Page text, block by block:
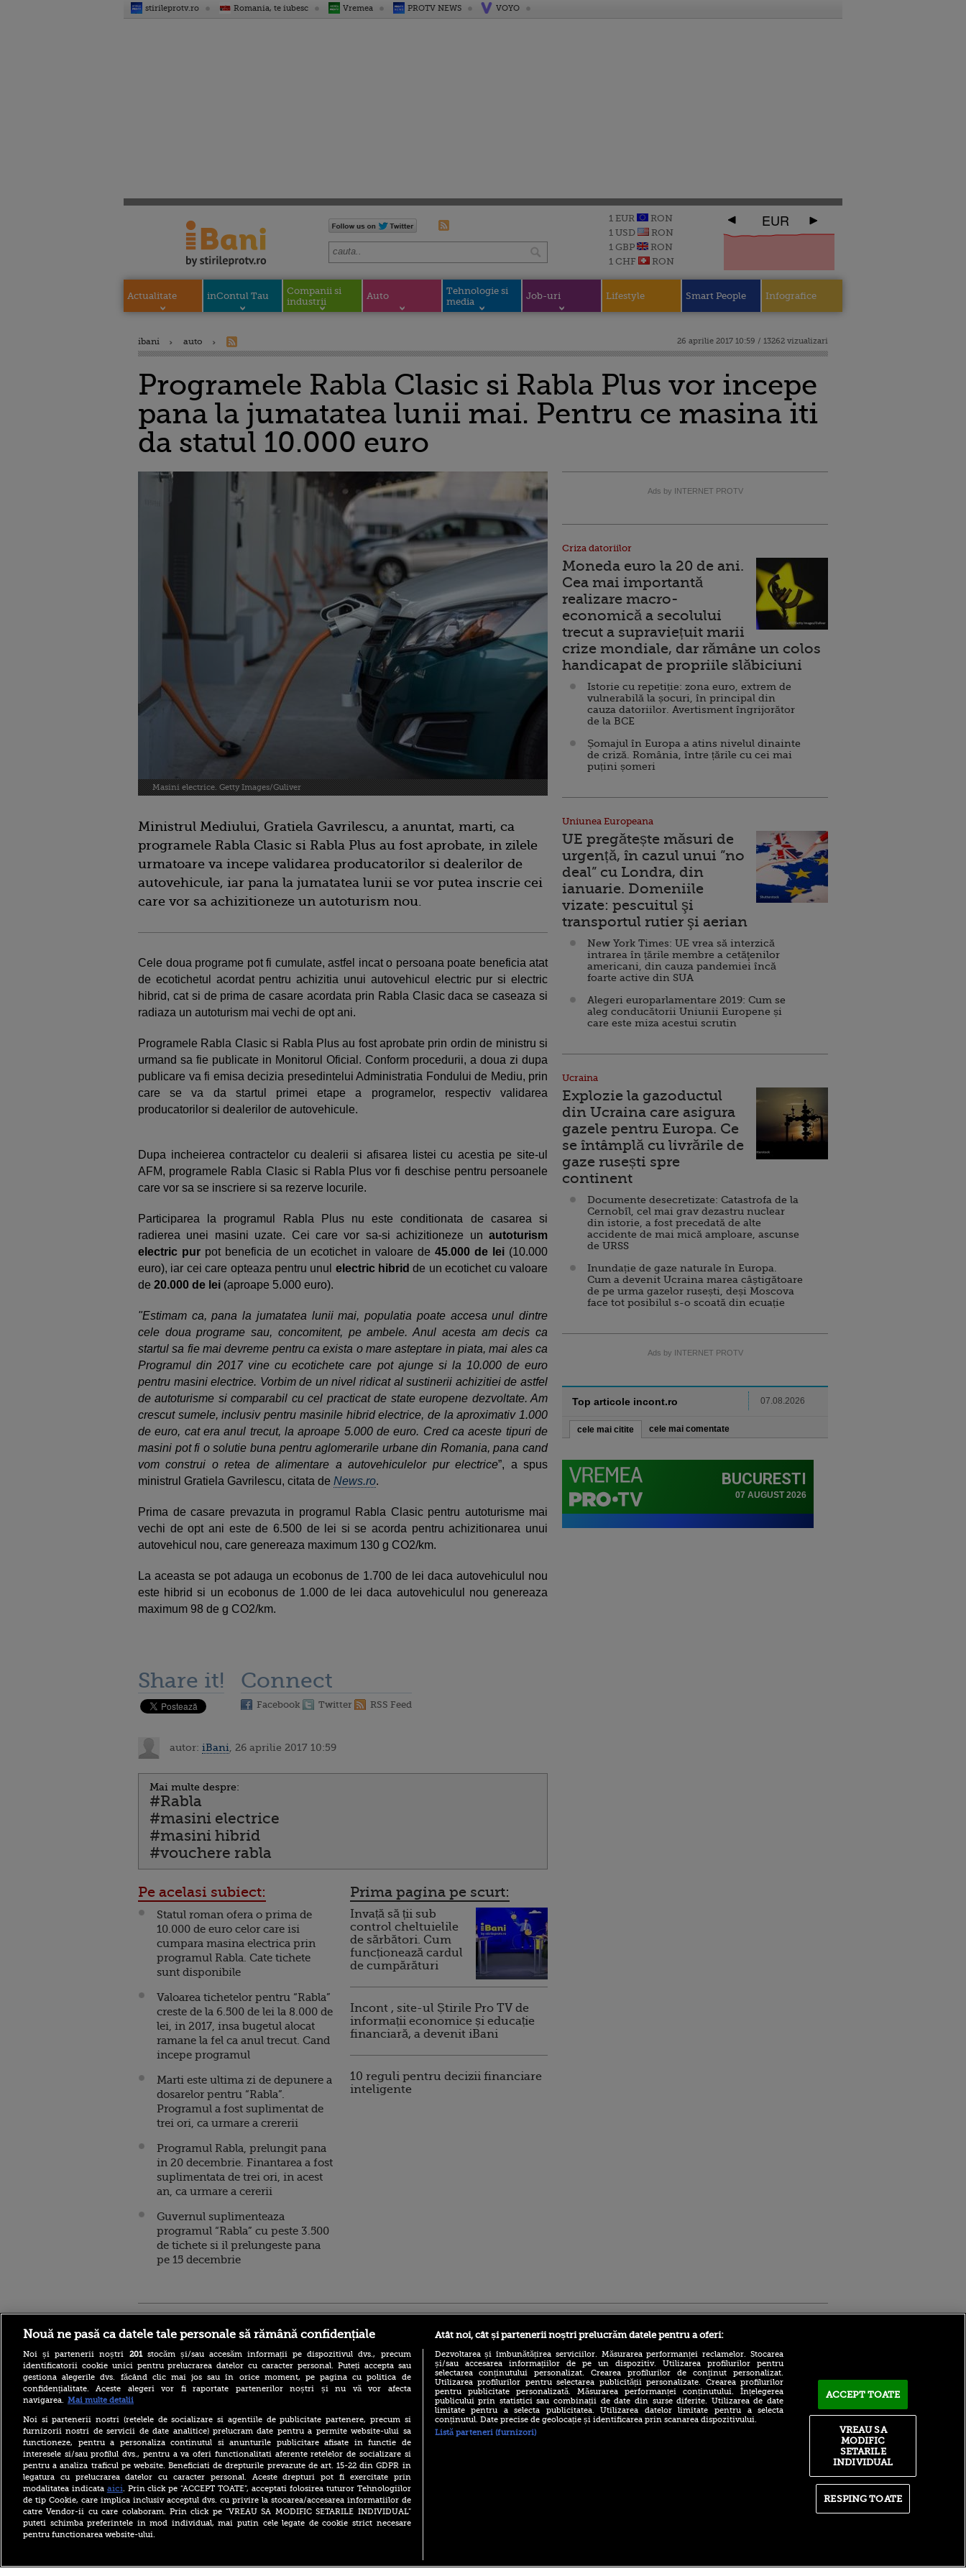
stirileprotv.ro Romania, te iubesc Vremea PROTV NEWS VOYO
1 EUR
RON
1 USD
RON
1 GBP
RON
1 CHF
RON
EUR
Actualitate inContul Tau
Companii si
industrii
Auto
Tehnologie si
media
Job-uri Lifestyle Smart People Infografice
ibani auto 26 aprilie 2017 10:59 / 13262 vizualizari
Programele Rabla Clasic si Rabla Plus vor incepe
pana la jumatatea lunii mai. Pentru ce masina iti
da statul 10.000 euro
Masini electrice. Getty Images/Guliver
Ministrul Mediului, Gratiela Gavrilescu, a anuntat, marti, ca
programele Rabla Clasic si Rabla Plus au fost aprobate, in zilele
urmatoare va incepe validarea producatorilor si dealerilor de
autovehicule, iar pana la jumatatea lunii se vor putea inscrie cei
care vor sa achizitioneze un autoturism nou.
Cele doua programe pot fi cumulate, astfel incat o persoana poate beneficia atat
de ecotichetul acordat pentru achizitia unui autovehicul electric pur si electric
hibrid, cat si de prima de casare acordata prin Rabla Clasic daca se caseaza si
radiaza un autoturism mai vechi de opt ani.
Programele Rabla Clasic si Rabla Plus au fost aprobate prin ordin de ministru si
urmand sa fie publicate in Monitorul Oficial. Conform procedurii, a doua zi dupa
publicare va fi emisa decizia presedintelui Administratia Fondului de Mediu, prin
care se va da startul primei etape a programelor, respectiv validarea
producatorilor si dealerilor de autovehicule.
Dupa incheierea contractelor cu dealerii si afisarea listei cu acestia pe site-ul
AFM, programele Rabla Clasic si Rabla Plus vor fi deschise pentru persoanele
care vor sa se inscriere si sa rezerve locurile.
Participarea la programul Rabla Plus nu este conditionata de casarea si
radierea unei masini uzate. Cei care vor sa-si achizitioneze un autoturism
electric pur pot beneficia de un ecotichet in valoare de 45.000 de lei(10.000
euro), iar cei care opteaza pentru unul electric hibrid de un ecotichet cu valoare
de 20.000 de lei (aproape 5.000 euro).
"Estimam ca, pana la jumatatea lunii mai, populatia poate accesa unul dintre
cele doua programe sau, concomitent, pe ambele. Anul acesta am decis ca
startul sa fie mai devreme pentru ca exista o mare asteptare in piata, mai ales ca
Programul din 2017 vine cu ecotichete care pot ajunge si la 10.000 de euro
pentru masini electrice. Vorbim de un nivel ridicat al sustinerii achizitiei de astfel
de autoturisme si comparabil cu cel practicat de state europene dezvoltate. Am
crescut sumele, inclusiv pentru masinile hibrid electrice, de la aproximativ 1.000
de euro, cat era anul trecut, la aproape 5.000 de euro. Cred ca aceste tipuri de
masini pot fi o solutie buna pentru aglomerarile urbane din Romania, pana cand
vom construi o retea de alimentare a autovehiculelor pur electrice”, a spus
ministrul Gratiela Gavrilescu, citata de News.ro.
Prima de casare prevazuta in programul Rabla Clasic pentru autoturisme mai
vechi de opt ani este de 6.500 de lei si se acorda pentru achizitionarea unui
autovehicul nou, care genereaza maximum 130 g CO2/km.
La aceasta se pot adauga un ecobonus de 1.700 de lei daca autovehiculul nou
este hibrid si un ecobonus de 1.000 de lei daca autovehiculul nou genereaza
maximum 98 de g CO2/km.
Share it! Connect
Facebook Twitter RSS Feed
autor: iBani , 26 aprilie 2017 10:59
Mai multe despre:
#Rabla
#masini electrice
#masini hibrid
#vouchere rabla
Pe acelasi subiect:
Statul roman ofera o prima de
10.000 de euro celor care isi
cumpara masina electrica prin
programul Rabla. Cate tichete
sunt disponibile
Valoarea tichetelor pentru “Rabla”
creste de la 6.500 de lei la 8.000 de
lei, in 2017, insa bugetul alocat
ramane la fel ca anul trecut. Cand
incepe programul
Marti este ultima zi de depunere a
dosarelor pentru “Rabla”.
Programul a fost suplimentat de
trei ori, ca urmare a crererii
Programul Rabla, prelungit pana
in 20 decembrie. Finantarea a fost
suplimentata de trei ori, in acest
an, ca urmare a cererii
Guvernul suplimenteaza
programul “Rabla” cu peste 3.500
de tichete si il prelungeste pana
pe 15 decembrie
Prima pagina pe scurt:
Invață să ții sub
control cheltuielile
de sărbători. Cum
funcționează cardul
de cumpărături
Incont , site-ul Știrile Pro TV de
informații economice și educație
financiară, a devenit iBani
10 reguli pentru decizii financiare
inteligente
Ads by INTERNET PROTV
Criza datoriilor
Moneda euro la 20 de ani.
Cea mai importantă
realizare macro-
economică a secolului
trecut a supraviețuit marii
crize mondiale, dar rămâne un colos
handicapat de propriile slăbiciuni
Istorie cu repetiție: zona euro, extrem de
vulnerabilă la șocuri, în principal din
cauza datoriilor. Avertisment îngrijorător
de la BCE
Șomajul în Europa a atins nivelul dinainte
de criză. România, între țările cu cei mai
puțini șomeri
Uniunea Europeana
UE pregătește măsuri de
urgență, în cazul unui ”no
deal” cu Londra, din
ianuarie. Domeniile
vizate: pescuitul şi
transportul rutier şi aerian
New York Times: UE vrea să interzică
intrarea în țările membre a cetăţenilor
americani, din cauza pandemiei încă
foarte active din SUA
Alegeri europarlamentare 2019: Cum se
aleg conducătorii Uniunii Europene și
care este miza acestui scrutin
Ucraina
Explozie la gazoductul
din Ucraina care asigura
gazele pentru Europa. Ce
se întâmplă cu livrările de
gaze rusești spre
continent
Documente desecretizate: Catastrofa de la
Cernobîl, cel mai grav dezastru nuclear
din istorie, a fost precedată de alte
accidente de mai mică amploare, ascunse
de URSS
Inundație de gaze naturale în Europa.
Cum a devenit Ucraina marea câștigătoare
de pe urma gazelor rusești, deși Moscova
face tot posibilul s-o scoată din ecuație
Ads by INTERNET PROTV
Top articole incont.ro 07.08.2026
cele mai citite cele mai comentate
româncă a fost arestată în
Germania pentru spionaj în
favoarea Rusiei
Alerta West Nile: două
persoane au murit, iar
numărul cazurilor a ajuns la
10. Măsurile de protecție
împotriva țânțarilor
Ce le-a spus Donald Trump
donatorilor despre
succesorul său pentru
(P) Descoperă Lumea
Evenimentelor din România
Atmosferă din altă lume la
City pentru 50.000.000€ și a
Nouă ne pasă ca datele tale personale să rămână confidențiale
Noi și partenerii noștri 201stocăm și/sau accesăm informații pe dispozitivul dvs., precum
identificatorii cookie unici pentru prelucrarea datelor cu caracter personal. Puteți accepta sau
gestiona alegerile dvs. făcând clic mai jos sau în orice moment, pe pagina cu politica de
confidențialitate. Aceste alegeri vor fi raportate partenerilor noștri și nu vă vor afecta
navigarea. Mai multe detalii
Noi si partenerii nostri (retelele de socializare si agentiile de publicitate partenere, precum si
furnizorii nostri de servicii de date analitice) prelucram date pentru a permite website-ului sa
functioneze, pentru a personaliza continutul si anunturile publicitare afisate in functie de
interesele si/sau profilul dvs., pentru a va oferi functionalitati aferente retelelor de socializare si
pentru a analiza traficul pe website. Beneficiati de drepturile prevazute de art. 15-22 din GDPR in
legatura cu prelucrarea datelor cu caracter personal. Aceste drepturi pot fi exercitate prin
modalitatea indicata aici. Prin click pe “ACCEPT TOATE”, acceptati folosirea tuturor Tehnologiilor
de tip Cookie, care implica inclusiv acceptul dvs. cu privire la stocarea/accesarea informatiilor de
catre Vendor-ii cu care colaboram. Prin click pe “VREAU SA MODIFIC SETARILE INDIVIDUAL”
puteti schimba preferintele in mod individual, mai putin cele legate de cookie strict necesare
pentru functionarea website-ului.
Atât noi, cât și partenerii noștri prelucrăm datele pentru a oferi:
Dezvoltarea și îmbunătățirea serviciilor. Măsurarea performanței reclamelor. Stocarea
și/sau accesarea informațiilor de pe un dispozitiv. Utilizarea profilurilor pentru
selectarea conținutului personalizat. Crearea profilurilor de conținut personalizat.
Utilizarea profilurilor pentru selectarea publicității personalizate. Crearea profilurilor
pentru publicitate personalizată. Măsurarea performanței conținutului. Înțelegerea
publicului prin statistici sau combinații de date din surse diferite. Utilizarea de date
limitate pentru a selecta publicitatea. Utilizarea datelor limitate pentru a selecta
conținutul. Date precise de geolocație și identificarea prin scanarea dispozitivului.
Listă parteneri (furnizori)
ACCEPT TOATE
RESPING TOATE
VREAU SA
MODIFIC
SETARILE
INDIVIDUAL